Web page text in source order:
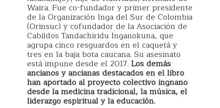
Waira. Fue co-fundador y primer presidente
de la Organización Inga del Sur de Colombia
(Orinsuc) y cofundador de la Asociación de
Cabildos Tandachiridu Inganokuna, que
agrupa cinco resguardos en el caquetá y
tres en la baja bota caucana. Su asesinato
está impune desde el 2017. Los demás
ancianos y ancianas destacados en el libro
han aportado al proyecto colectivo ingnano
desde la medicina tradicional, la música, el
liderazgo espiritual y la educación.